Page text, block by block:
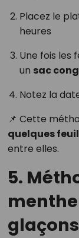
Placez le
heures
Une fois les
un sac
Notez la
📌 Cette
quelques
entre elles.
5.
glaçons